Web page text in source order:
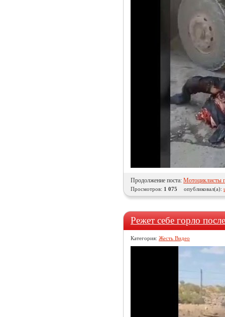
Продолжение поста: Мотоциклисты
Просмотров: 1 075 опубликовал(а):
Режет себе горло
Категория: Жесть Видео